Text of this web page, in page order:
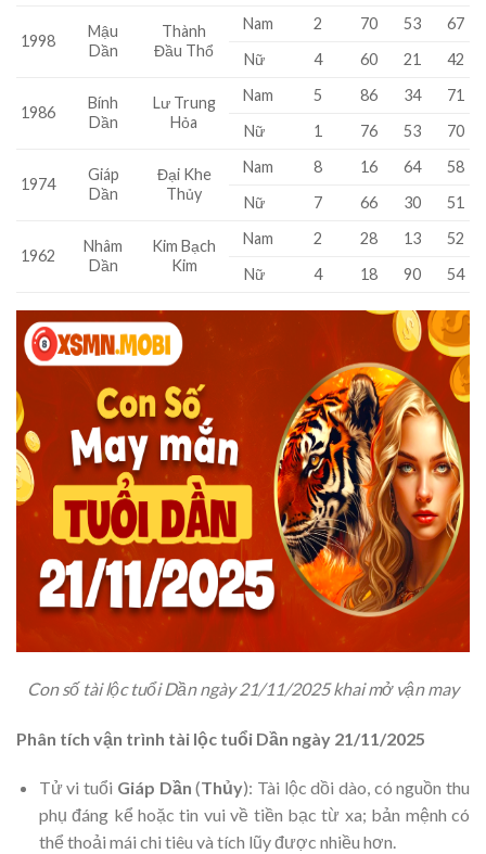
1998
Mậu
Dần
Thành
Đầu Thổ
Nam 2 70 53
67
Nữ
4 60 21 42
1986
Bính
Dần
Lư Trung
Hỏa
Nam 5 86 34
71
Nữ
1 76 53 70
1974
Giáp
Dần
Đại Khe
Thủy
Nam 8 16 64
58
Nữ
7 66 30 51
1962
Nhâm
Dần
Kim Bạch
Kim
Nam 2 28 13
52
Nữ
4 18 90 54
Con số tài lộc tuổi Dần ngày 21/11/2025 khai mở vận may
Phân tích vận trình tài lộc tuổi Dần ngày 21/11/2025
Tử vi tuổi Giáp Dần (Thủy): Tài lộc dồi dào, có nguồn thu
phụ đáng kể hoặc tin vui về tiền bạc từ xa; bản mệnh có
thể thoải mái chi tiêu và tích lũy được nhiều hơn.